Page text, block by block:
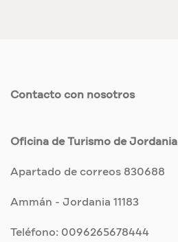
Contacto con nosotros
Oficina de Turismo de Jordania
Apartado de correos 830688
Ammán - Jordania 11183
Teléfono: 0096265678444